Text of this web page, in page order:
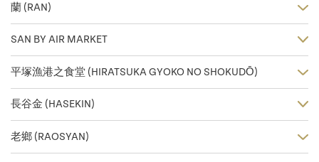
蘭 (RAN)
SAN BY AIR MARKET
平塚漁港之食堂 (HIRATSUKA GYOKO NO SHOKUDŌ)
長谷金 (HASEKIN)
老鄉 (RAOSYAN)